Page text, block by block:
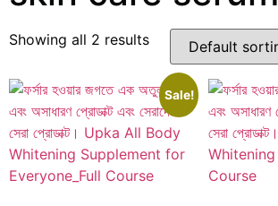
Showing all 2 results
Sale!